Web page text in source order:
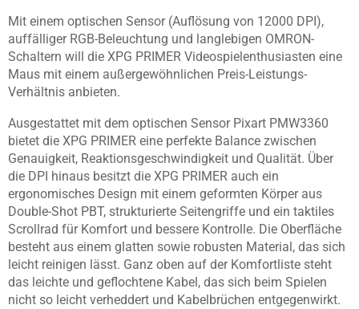
Mit einem optischen Sensor (Auflösung von 12000 DPI),
auffälliger RGB-Beleuchtung und langlebigen OMRON-
Schaltern will die XPG PRIMER Videospielenthusiasten eine
Maus mit einem außergewöhnlichen Preis-Leistungs-
Verhältnis anbieten.
Ausgestattet mit dem optischen Sensor Pixart PMW3360
bietet die XPG PRIMER eine perfekte Balance zwischen
Genauigkeit, Reaktionsgeschwindigkeit und Qualität. Über
die DPI hinaus besitzt die XPG PRIMER auch ein
ergonomisches Design mit einem geformten Körper aus
Double-Shot PBT, strukturierte Seitengriffe und ein taktiles
Scrollrad für Komfort und bessere Kontrolle. Die Oberfläche
besteht aus einem glatten sowie robusten Material, das sich
leicht reinigen lässt. Ganz oben auf der Komfortliste steht
das leichte und geflochtene Kabel, das sich beim Spielen
nicht so leicht verheddert und Kabelbrüchen entgegenwirkt.